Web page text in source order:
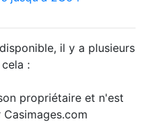
il y a plusieurs
:
propriétaire et n'est